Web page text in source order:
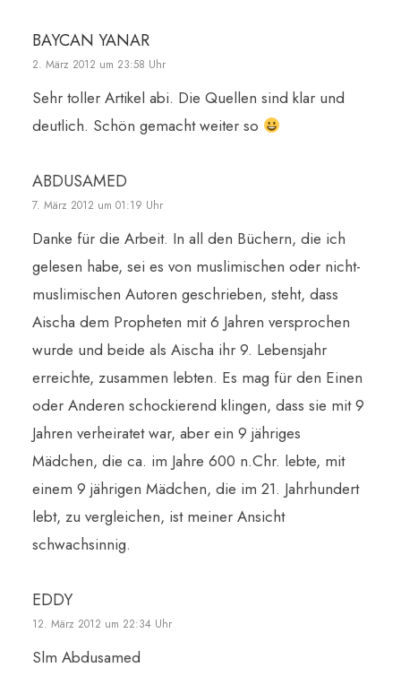
BAYCAN YANAR
2. März 2012 um 23:58 Uhr
Sehr toller Artikel abi. Die Quellen sind klar und
deutlich. Schön gemacht weiter so
ABDUSAMED
7. März 2012 um 01:19 Uhr
Danke für die Arbeit. In all den Büchern, die ich
gelesen habe, sei es von muslimischen oder nicht-
muslimischen Autoren geschrieben, steht, dass
Aischa dem Propheten mit 6 Jahren versprochen
wurde und beide als Aischa ihr 9. Lebensjahr
erreichte, zusammen lebten. Es mag für den Einen
oder Anderen schockierend klingen, dass sie mit 9
Jahren verheiratet war, aber ein 9 jähriges
Mädchen, die ca. im Jahre 600 n.Chr. lebte, mit
einem 9 jährigen Mädchen, die im 21. Jahrhundert
lebt, zu vergleichen, ist meiner Ansicht
schwachsinnig.
EDDY
12. März 2012 um 22:34 Uhr
Slm Abdusamed